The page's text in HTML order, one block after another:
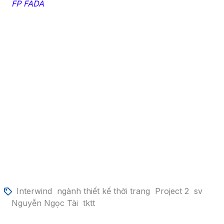
FP FADA
Interwind ngành thiết kế thời trang Project 2 sv
Nguyễn Ngọc Tài tktt